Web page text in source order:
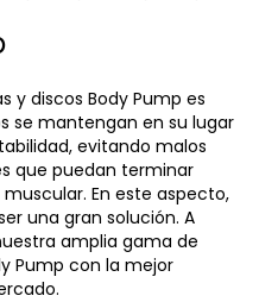
y discos Body Pump es
se mantengan en su lugar
evitando malos
que puedan terminar
En este aspecto,
una gran solución. A
amplia gama de
Pump con la mejor